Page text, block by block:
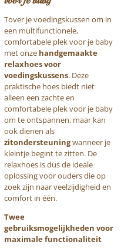
Tover je voedingskussen om in
een multifunctionele,
comfortabele plek voor je baby
met onze handgemaakte
relaxhoes voor
voedingskussens. Deze
praktische hoes biedt niet
alleen een zachte en
comfortabele plek voor je baby
om te ontspannen, maar kan
ook dienen als
zitondersteuningwanneer je
kleintje begint te zitten. De
relaxhoes is dus de ideale
oplossing voor ouders die op
zoek zijn naar veelzijdigheid en
comfort in één.
Twee
gebruiksmogelijkheden voor
maximale functionaliteit